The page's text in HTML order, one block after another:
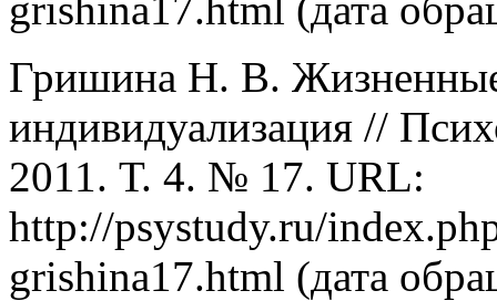
Гришина Н. В.
индивидуализация //
2011. Т. 4. № 17. URL:
http://psystudy.ru/
grishina17.html (дата